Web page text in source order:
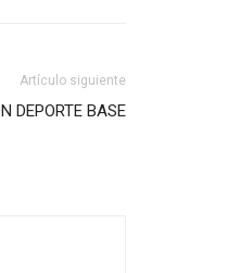
Artículo siguiente
DEPORTE BASE